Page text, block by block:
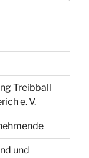
Treibball
e. V.
und